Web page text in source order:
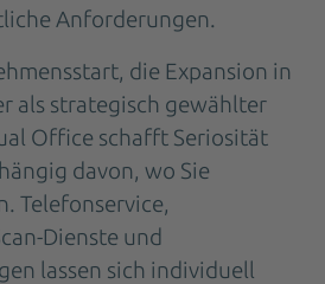
Anforderungen.
die Expansion in
als strategisch gewählter
Office schafft Seriosität
davon, wo Sie
Telefonservice,
Dienste und
lassen sich individuell